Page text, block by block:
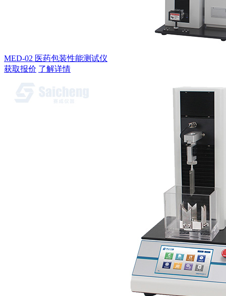
MED-02 医药包装性能测试仪
获取报价 了解详情